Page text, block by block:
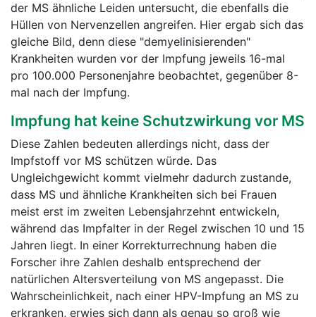
der MS ähnliche Leiden untersucht, die ebenfalls die
Hüllen von Nervenzellen angreifen. Hier ergab sich das
gleiche Bild, denn diese "demyelinisierenden"
Krankheiten wurden vor der Impfung jeweils 16-mal
pro 100.000 Personenjahre beobachtet, gegenüber 8-
mal nach der Impfung.
Impfung hat keine Schutzwirkung vor MS
Diese Zahlen bedeuten allerdings nicht, dass der
Impfstoff vor MS schützen würde. Das
Ungleichgewicht kommt vielmehr dadurch zustande,
dass MS und ähnliche Krankheiten sich bei Frauen
meist erst im zweiten Lebensjahrzehnt entwickeln,
während das Impfalter in der Regel zwischen 10 und 15
Jahren liegt. In einer Korrekturrechnung haben die
Forscher ihre Zahlen deshalb entsprechend der
natürlichen Altersverteilung von MS angepasst. Die
Wahrscheinlichkeit, nach einer HPV-Impfung an MS zu
erkranken, erwies sich dann als genau so groß wie